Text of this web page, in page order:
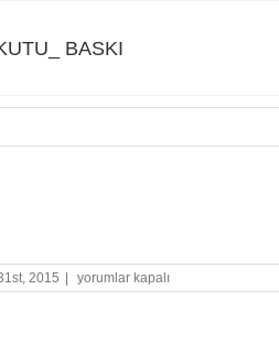
BASKI
2015
HERI
KAŞE
yorumlar kapalı